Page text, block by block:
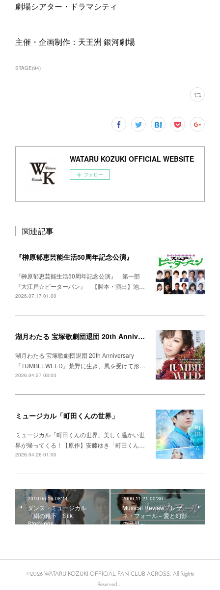
劇場シアター・ドラマシティ
主催・企画制作：天王洲 銀河劇場
STAGE(94)
WATARU KOZUKI OFFICIAL WEBSITE
フォロー
関連記事
『榊原郁恵芸能生活50周年記念公演』
『榊原郁恵芸能生活50周年記念公演』 第一部
『大江戸☆ピーターパン』 【脚本・演出】池…
2026.07.17 01:00
湖月わたる 宝塚歌劇団退団 20th Anniversary 『TUMBLEWEED』
湖月わたる 宝塚歌劇団退団 20th Anniversary
『TUMBLEWEED』荒野に生き、風を受けて形…
2026.04.27 03:00
ミュージカル「町田くんの世界」
ミュージカル「町田くんの世界」美しく温かい世
界が帰ってくる！【原作】安藤ゆき「町田くん…
2026.04.26 01:00
2010.05.16 08:14
ダンス・ミュージカル
「絹の靴下 Silk
Stockings」
2009.11.21 00:36
Musical Review「レザ
ネ・フォール～愛と幻影
の巴里～」
©2026 WATARU KOZUKI OFFICIAL FAN CLUB ACROSS. All Rights
Reserved．